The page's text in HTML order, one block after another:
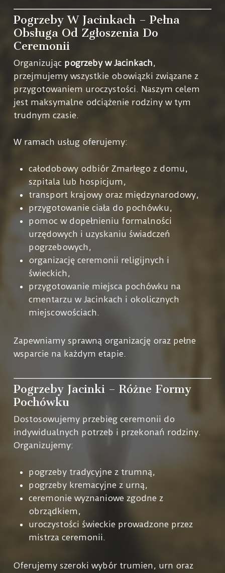
Pogrzeby W Jacinkach – Pełna
Obsługa Od Zgłoszenia Do
Ceremonii
Organizując pogrzeby w Jacinkach,
przejmujemy wszystkie obowiązki związane z
przygotowaniem uroczystości. Naszym celem
jest maksymalne odciążenie rodziny w tym
trudnym czasie.
W ramach usług oferujemy:
całodobowy odbiór Zmarłego z domu,
szpitala lub hospicjum,
transport krajowy oraz międzynarodowy,
przygotowanie ciała do pochówku,
pomoc w dopełnieniu formalności
urzędowych i uzyskaniu świadczeń
pogrzebowych,
organizację ceremonii religijnych i
świeckich,
przygotowanie miejsca pochówku na
cmentarzu w Jacinkach i okolicznych
miejscowościach.
Zapewniamy sprawną organizację oraz pełne
wsparcie na każdym etapie.
Pogrzeby Jacinki – Różne Formy
Pochówku
Dostosowujemy przebieg ceremonii do
indywidualnych potrzeb i przekonań rodziny.
Organizujemy:
pogrzeby tradycyjne z trumną,
pogrzeby kremacyjne z urną,
ceremonie wyznaniowe zgodne z
obrządkiem,
uroczystości świeckie prowadzone przez
mistrza ceremonii.
Oferujemy szeroki wybór trumien, urn oraz